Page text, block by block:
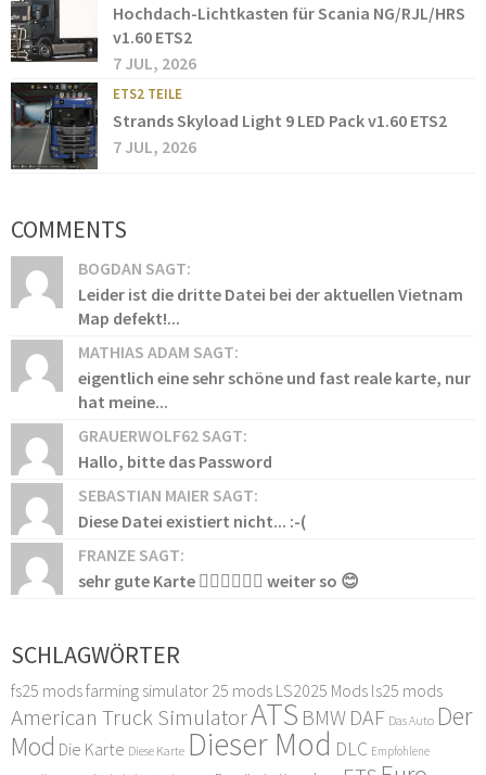
Hochdach-Lichtkasten für Scania NG/RJL/HRS
v1.60 ETS2
7 JUL, 2026
ETS2 TEILE
Strands Skyload Light 9 LED Pack v1.60 ETS2
7 JUL, 2026
COMMENTS
BOGDAN SAGT:
Leider ist die dritte Datei bei der aktuellen Vietnam
Map defekt!...
MATHIAS ADAM SAGT:
eigentlich eine sehr schöne und fast reale karte, nur
hat meine...
GRAUERWOLF62 SAGT:
Hallo, bitte das Password
SEBASTIAN MAIER SAGT:
Diese Datei existiert nicht... :-(
FRANZE SAGT:
sehr gute Karte 👍🏻👍🏻👍🏻 weiter so 😊
SCHLAGWÖRTER
fs25 modsfarming simulator 25 mods LS2025 Mods ls25 mods
American Truck SimulatorATS BMW DAF Das Auto Der
Mod Die Karte Diese Karte Dieser Mod DLC Empfohlene